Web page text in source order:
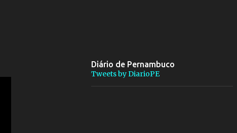
Diário de Pernambuco
Tweets by DiarioPE